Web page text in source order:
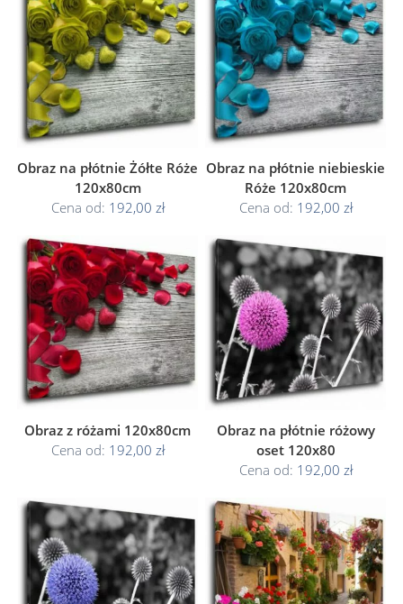
Obraz na płótnie Żółte Róże
120x80cm
Cena od: 192,00 zł
Obraz na płótnie niebieskie
Róże 120x80cm
Cena od: 192,00 zł
Obraz z różami 120x80cm
Cena od: 192,00 zł
Obraz na płótnie różowy
oset 120x80
Cena od: 192,00 zł